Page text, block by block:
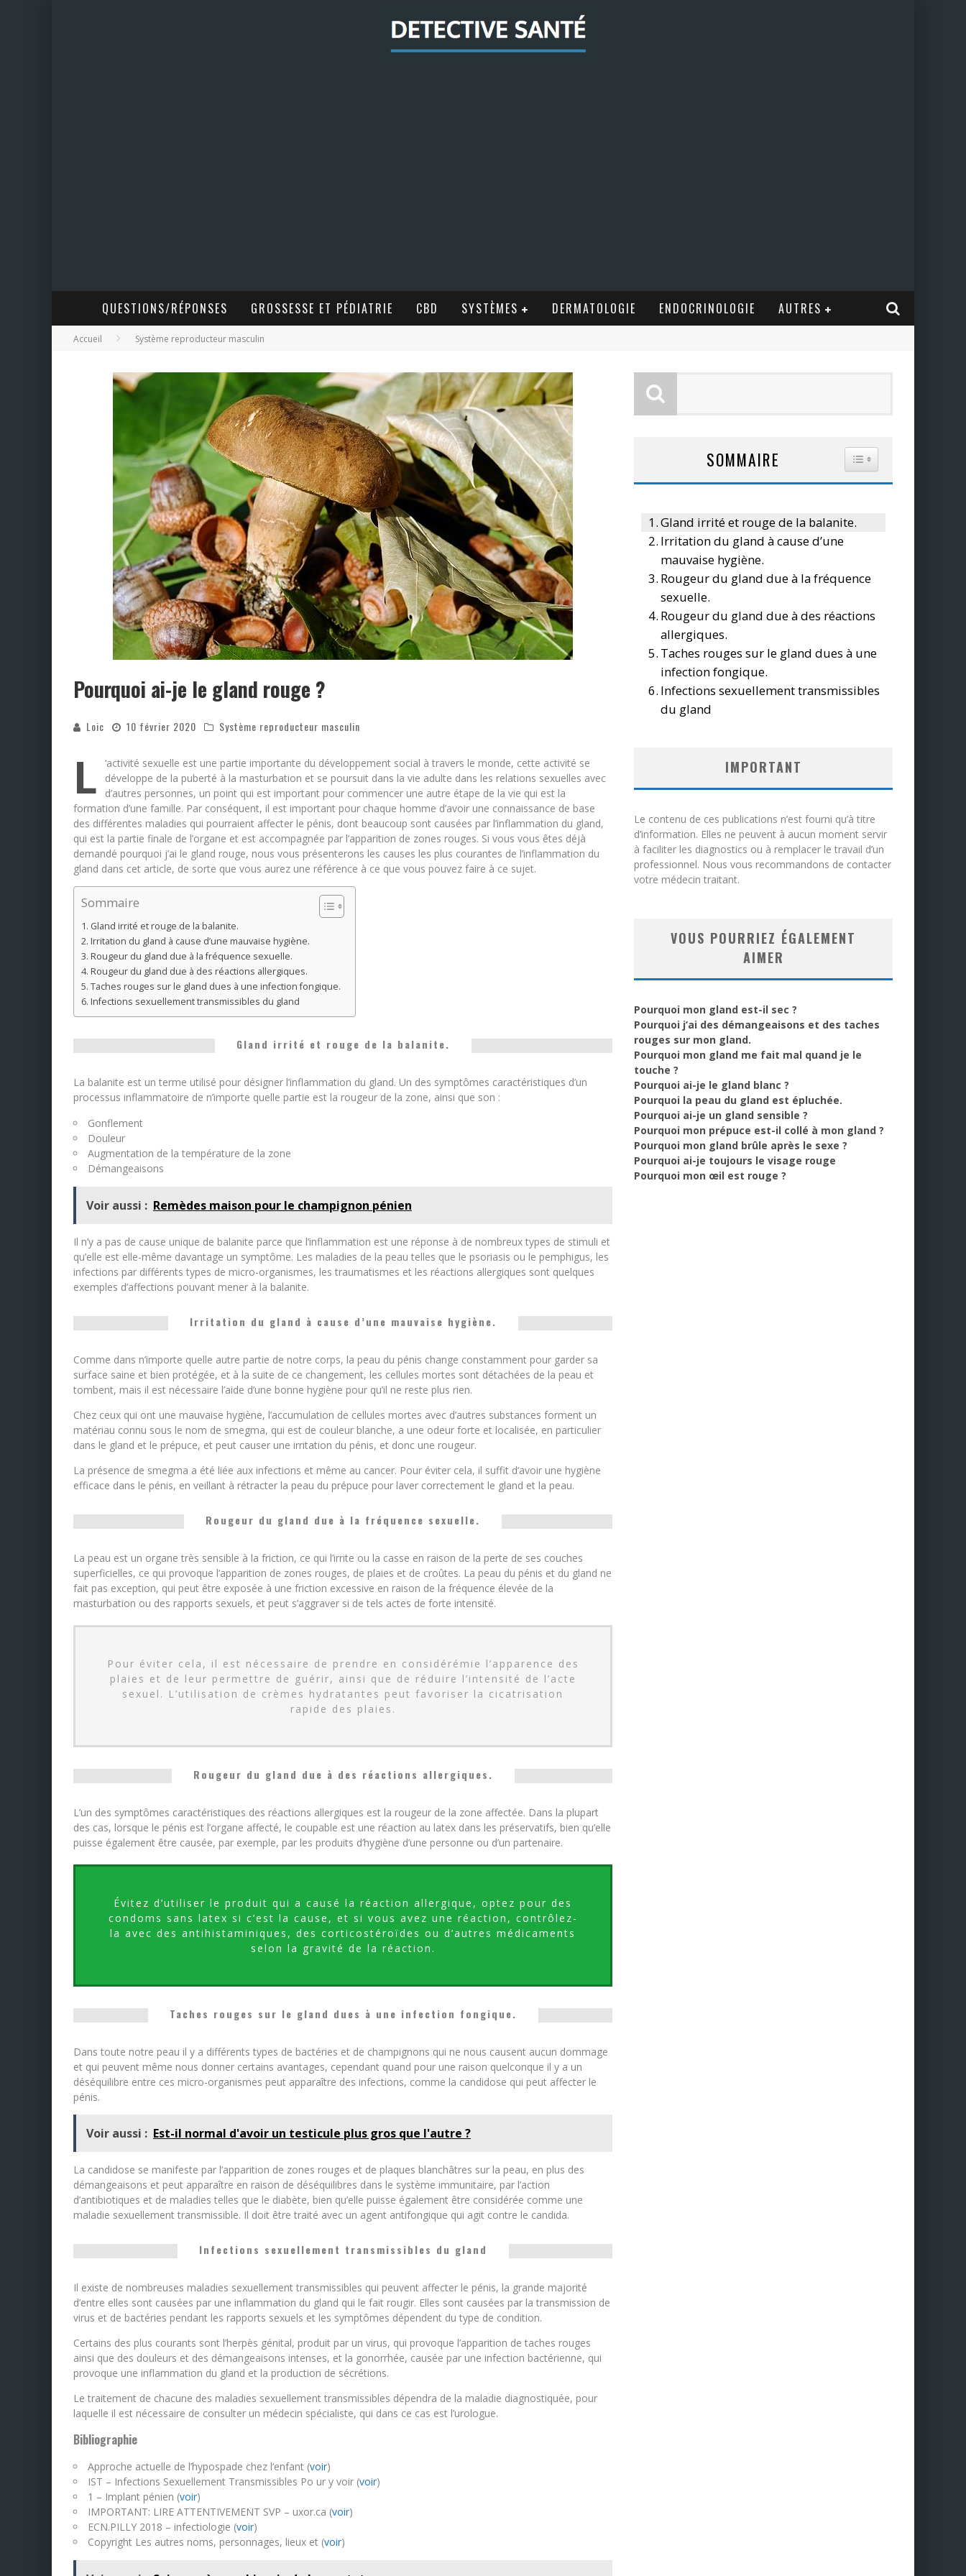
QUESTIONS/RÉPONSES GROSSESSE ET PÉDIATRIE CBD SYSTÈMES DERMATOLOGIE ENDOCRINOLOGIE AUTRES
Accueil Système reproducteur masculin
Pourquoi ai-je le gland rouge ?
Loic 10 février 2020 Système reproducteur masculin
L
‘activité sexuelle est une partie importante du développement social à travers le monde, cette activité se
développe de la puberté à la masturbation et se poursuit dans la vie adulte dans les relations sexuelles avec
d’autres personnes, un point qui est important pour commencer une autre étape de la vie qui est la
formation d’une famille. Par conséquent, il est important pour chaque homme d’avoir une connaissance de base
des différentes maladies qui pourraient affecter le pénis, dont beaucoup sont causées par l’inflammation du gland,
qui est la partie finale de l’organe et est accompagnée par l’apparition de zones rouges. Si vous vous êtes déjà
demandé pourquoi j’ai le gland rouge, nous vous présenterons les causes les plus courantes de l’inflammation du
gland dans cet article, de sorte que vous aurez une référence à ce que vous pouvez faire à ce sujet.
Sommaire
Gland irrité et rouge de la balanite.
Irritation du gland à cause d’une mauvaise hygiène.
Rougeur du gland due à la fréquence sexuelle.
Rougeur du gland due à des réactions allergiques.
Taches rouges sur le gland dues à une infection fongique.
Infections sexuellement transmissibles du gland
Gland irrité et rouge de la balanite.
La balanite est un terme utilisé pour désigner l’inflammation du gland. Un des symptômes caractéristiques d’un
processus inflammatoire de n’importe quelle partie est la rougeur de la zone, ainsi que son :
Gonflement
Douleur
Augmentation de la température de la zone
Démangeaisons
Voir aussi : Remèdes maison pour le champignon pénien
Il n’y a pas de cause unique de balanite parce que l’inflammation est une réponse à de nombreux types de stimuli et
qu’elle est elle-même davantage un symptôme. Les maladies de la peau telles que le psoriasis ou le pemphigus, les
infections par différents types de micro-organismes, les traumatismes et les réactions allergiques sont quelques
exemples d’affections pouvant mener à la balanite.
Irritation du gland à cause d’une mauvaise hygiène.
Comme dans n’importe quelle autre partie de notre corps, la peau du pénis change constamment pour garder sa
surface saine et bien protégée, et à la suite de ce changement, les cellules mortes sont détachées de la peau et
tombent, mais il est nécessaire l’aide d’une bonne hygiène pour qu’il ne reste plus rien.
Chez ceux qui ont une mauvaise hygiène, l’accumulation de cellules mortes avec d’autres substances forment un
matériau connu sous le nom de smegma, qui est de couleur blanche, a une odeur forte et localisée, en particulier
dans le gland et le prépuce, et peut causer une irritation du pénis, et donc une rougeur.
La présence de smegma a été liée aux infections et même au cancer. Pour éviter cela, il suffit d’avoir une hygiène
efficace dans le pénis, en veillant à rétracter la peau du prépuce pour laver correctement le gland et la peau.
Rougeur du gland due à la fréquence sexuelle.
La peau est un organe très sensible à la friction, ce qui l’irrite ou la casse en raison de la perte de ses couches
superficielles, ce qui provoque l’apparition de zones rouges, de plaies et de croûtes. La peau du pénis et du gland ne
fait pas exception, qui peut être exposée à une friction excessive en raison de la fréquence élevée de la
masturbation ou des rapports sexuels, et peut s’aggraver si de tels actes de forte intensité.
Pour éviter cela, il est nécessaire de prendre en considérémie l’apparence des
plaies et de leur permettre de guérir, ainsi que de réduire l’intensité de l’acte
sexuel. L’utilisation de crèmes hydratantes peut favoriser la cicatrisation
rapide des plaies.
Rougeur du gland due à des réactions allergiques.
L’un des symptômes caractéristiques des réactions allergiques est la rougeur de la zone affectée. Dans la plupart
des cas, lorsque le pénis est l’organe affecté, le coupable est une réaction au latex dans les préservatifs, bien qu’elle
puisse également être causée, par exemple, par les produits d’hygiène d’une personne ou d’un partenaire.
Évitez d’utiliser le produit qui a causé la réaction allergique, optez pour des
condoms sans latex si c’est la cause, et si vous avez une réaction, contrôlez-
la avec des antihistaminiques, des corticostéroïdes ou d’autres médicaments
selon la gravité de la réaction.
Taches rouges sur le gland dues à une infection fongique.
Dans toute notre peau il y a différents types de bactéries et de champignons qui ne nous causent aucun dommage
et qui peuvent même nous donner certains avantages, cependant quand pour une raison quelconque il y a un
déséquilibre entre ces micro-organismes peut apparaître des infections, comme la candidose qui peut affecter le
pénis.
Voir aussi : Est-il normal d'avoir un testicule plus gros que l'autre ?
La candidose se manifeste par l’apparition de zones rouges et de plaques blanchâtres sur la peau, en plus des
démangeaisons et peut apparaître en raison de déséquilibres dans le système immunitaire, par l’action
d’antibiotiques et de maladies telles que le diabète, bien qu’elle puisse également être considérée comme une
maladie sexuellement transmissible. Il doit être traité avec un agent antifongique qui agit contre le candida.
Infections sexuellement transmissibles du gland
Il existe de nombreuses maladies sexuellement transmissibles qui peuvent affecter le pénis, la grande majorité
d’entre elles sont causées par une inflammation du gland qui le fait rougir. Elles sont causées par la transmission de
virus et de bactéries pendant les rapports sexuels et les symptômes dépendent du type de condition.
Certains des plus courants sont l’herpès génital, produit par un virus, qui provoque l’apparition de taches rouges
ainsi que des douleurs et des démangeaisons intenses, et la gonorrhée, causée par une infection bactérienne, qui
provoque une inflammation du gland et la production de sécrétions.
Le traitement de chacune des maladies sexuellement transmissibles dépendra de la maladie diagnostiquée, pour
laquelle il est nécessaire de consulter un médecin spécialiste, qui dans ce cas est l’urologue.
Bibliographie
Approche actuelle de l’hypospade chez l’enfant (voir)
IST – Infections Sexuellement Transmissibles Po ur y voir (voir)
1 – Implant pénien (voir)
IMPORTANT: LIRE ATTENTIVEMENT SVP – uxor.ca (voir)
ECN.PILLY 2018 – infectiologie (voir)
Copyright Les autres noms, personnages, lieux et (voir)
SOMMAIRE TOGGLE TABLE OF
Gland irrité et rouge de la balanite.
Irritation du gland à cause d’une
mauvaise hygiène.
Rougeur du gland due à la fréquence
sexuelle.
Rougeur du gland due à des réactions
allergiques.
Taches rouges sur le gland dues à une
infection fongique.
Infections sexuellement transmissibles
du gland
IMPORTANT
Le contenu de ces publications n’est fourni qu’à titre
d’information. Elles ne peuvent à aucun moment servir
à faciliter les diagnostics ou à remplacer le travail d’un
professionnel. Nous vous recommandons de contacter
votre médecin traitant.
VOUS POURRIEZ ÉGALEMENT
AIMER
Pourquoi mon gland est-il sec ?
Pourquoi j’ai des démangeaisons et des taches
rouges sur mon gland.
Pourquoi mon gland me fait mal quand je le
touche ?
Pourquoi ai-je le gland blanc ?
Pourquoi la peau du gland est épluchée.
Pourquoi ai-je un gland sensible ?
Pourquoi mon prépuce est-il collé à mon gland ?
Pourquoi mon gland brûle après le sexe ?
Pourquoi ai-je toujours le visage rouge
Pourquoi mon œil est rouge ?